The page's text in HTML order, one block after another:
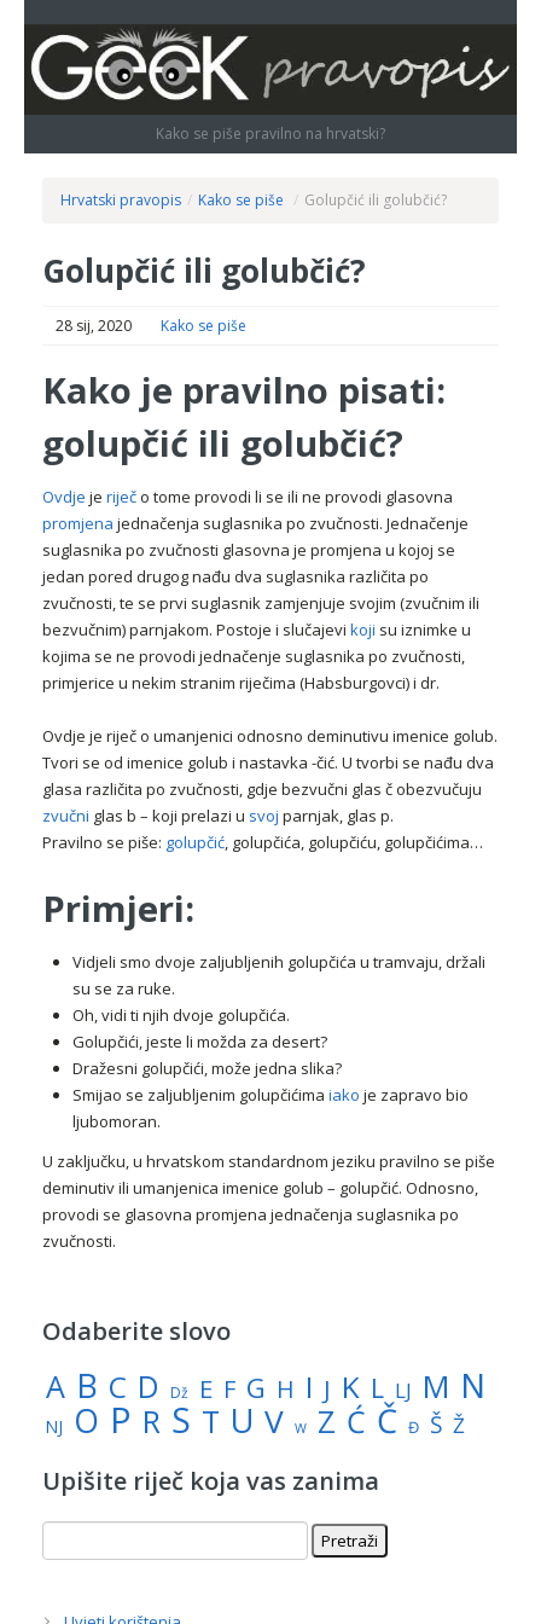
Kako se piše pravilno na hrvatski?
Hrvatski pravopis / Kako se piše / Golupčić ili golubčić?
Golupčić ili golubčić?
28 sij, 2020 Kako se piše
Kako je pravilno pisati:
golupčić ili golubčić?
Ovdje je riječo tome provodi li se ili ne provodi glasovna
promjena jednačenja suglasnika po zvučnosti. Jednačenje
suglasnika po zvučnosti glasovna je promjena u kojoj se
jedan pored drugog nađu dva suglasnika različita po
zvučnosti, te se prvi suglasnik zamjenjuje svojim (zvučnim ili
bezvučnim) parnjakom. Postoje i slučajevi koji su iznimke u
kojima se ne provodi jednačenje suglasnika po zvučnosti,
primjerice u nekim stranim riječima (Habsburgovci) i dr.
Ovdje je riječ o umanjenici odnosno deminutivu imenice golub.
Tvori se od imenice golub i nastavka -čić. U tvorbi se nađu dva
glasa različita po zvučnosti, gdje bezvučni glas č obezvučuju
zvučni glas b – koji prelazi u svoj parnjak, glas p.
Pravilno se piše: golupčić, golupčića, golupčiću, golupčićima…
Primjeri:
Vidjeli smo dvoje zaljubljenih golupčića u tramvaju, držali
su se za ruke.
Oh, vidi ti njih dvoje golupčića.
Golupčići, jeste li možda za desert?
Dražesni golupčići, može jedna slika?
Smijao se zaljubljenim golupčićima iako je zapravo bio
ljubomoran.
U zaključku, u hrvatskom standardnom jeziku pravilno se piše
deminutiv ili umanjenica imenice golub – golupčić. Odnosno,
provodi se glasovna promjena jednačenja suglasnika po
zvučnosti.
Odaberite slovo
A B C D Dž E F G H I J K L LJ M N
NJ O P R S T U V W Z Ć Č Đ Š Ž
Upišite riječ koja vas zanima